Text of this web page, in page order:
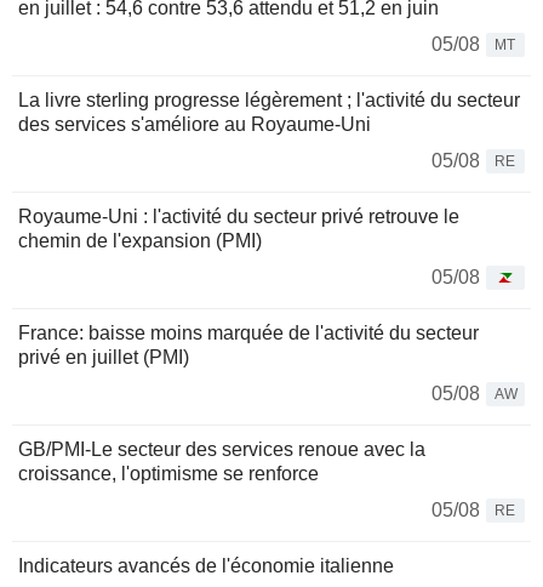
en juillet : 54,6 contre 53,6 attendu et 51,2 en juin
05/08
MT
La livre sterling progresse légèrement ; l'activité du secteur
des services s'améliore au Royaume-Uni
05/08
RE
Royaume-Uni : l'activité du secteur privé retrouve le
chemin de l'expansion (PMI)
05/08
France: baisse moins marquée de l'activité du secteur
privé en juillet (PMI)
05/08
AW
GB/PMI-Le secteur des services renoue avec la
croissance, l'optimisme se renforce
05/08
RE
Indicateurs avancés de l'économie italienne